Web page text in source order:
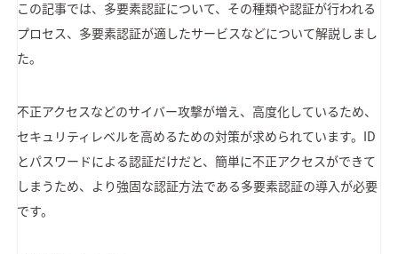
この記事では、多要素認証について、その種類や認証が行われる
プロセス、多要素認証が適したサービスなどについて解説しまし
た。
不正アクセスなどのサイバー攻撃が増え、高度化しているため、
セキュリティレベルを高めるための対策が求められています。ID
とパスワードによる認証だけだと、簡単に不正アクセスができて
しまうため、より強固な認証方法である多要素認証の導入が必要
です。